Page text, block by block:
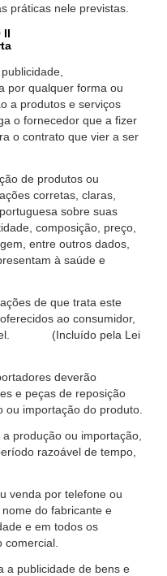
práticas nele previstas.
II
por qualquer forma ou
a produtos e serviços
o fornecedor que a fizer
o contrato que vier a ser
de produtos ou
corretas, claras,
sobre suas
composição, preço,
entre outros dados,
à saúde e
de que trata este
ao consumidor,
(Incluído pela Lei
deverão
e peças de reposição
importação do produto.
produção ou importação,
razoável de tempo,
venda por telefone ou
do fabricante e
e em todos os
comercial.
a publicidade de bens e